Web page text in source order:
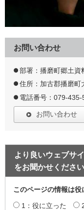
お問い合わせ
部署：播磨町郷土資
住所：加古郡播磨町
電話番号：079-435-
お問い合わせ
より良いウェブサ
をお聞かせください
このページの情報は役
1：役に立った